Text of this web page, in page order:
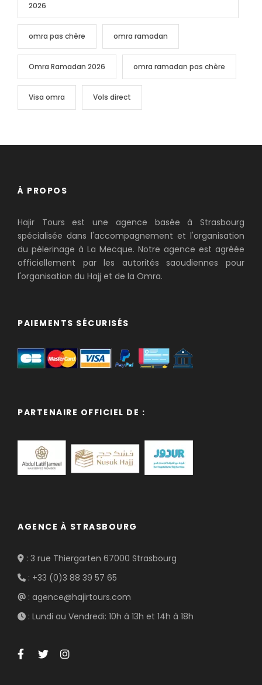
2026
omra pas chère omra ramadan
Omra Ramadan 2026 omra ramadan pas chère
Visa omra Vols direct
À PROPOS
Hajir Tours est une agence basée à Strasbourg
spécialisée dans l'accompagnement et l'organisation
du pèlerinage à La Mecque. Notre agence est agréée
officiellement par les autorités saoudiennes pour
l'organisation du Hajj et de la Omra.
PAIEMENTS SÉCURISÉS
PARTENAIRE OFFICIEL DE :
AGENCE À STRASBOURG
: 3 rue Thiergarten 67000 Strasbourg
: +33 (0)3 88 39 57 65
: agence@hajirtours.com
: Lundi au Vendredi: 10h à 13h et 14h à 18h